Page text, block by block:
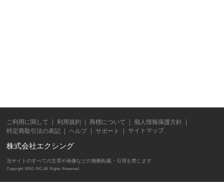
ご利用に関して 利用規約 商標について
個人情報保護方針
特定商取引法の表記
ヘルプ サポート サイトマップ
株式会社エクシング
当サイトのすべての文章や画像などの無断転載・引用を禁じます
Copyright XING INC.All Rights Reserved.